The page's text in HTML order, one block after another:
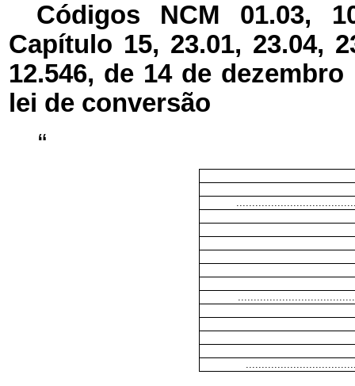
Códigos NCM 01.03,
Capítulo 15, 23.01, 23.04,
12.546, de 14 de
lei de conversão
“